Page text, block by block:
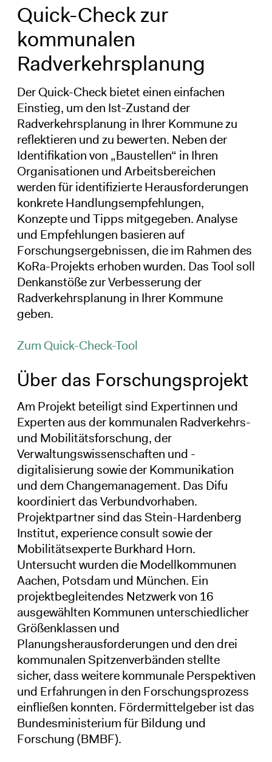
Quick-Check zur
kommunalen
Radverkehrsplanung
Der Quick-Check bietet einen einfachen
Einstieg, um den Ist-Zustand der
Radverkehrsplanung in Ihrer Kommune zu
reflektieren und zu bewerten. Neben der
Identifikation von „Baustellen“ in Ihren
Organisationen und Arbeitsbereichen
werden für identifizierte Herausforderungen
konkrete Handlungsempfehlungen,
Konzepte und Tipps mitgegeben. Analyse
und Empfehlungen basieren auf
Forschungsergebnissen, die im Rahmen des
KoRa-Projekts erhoben wurden. Das Tool soll
Denkanstöße zur Verbesserung der
Radverkehrsplanung in Ihrer Kommune
geben.
Zum Quick-Check-Tool
Über das Forschungsprojekt
Am Projekt beteiligt sind Expertinnen und
Experten aus der kommunalen Radverkehrs-
und Mobilitätsforschung, der
Verwaltungswissenschaften und -
digitalisierung sowie der Kommunikation
und dem Changemanagement. Das Difu
koordiniert das Verbundvorhaben.
Projektpartner sind das Stein-Hardenberg
Institut, experience consult sowie der
Mobilitätsexperte Burkhard Horn.
Untersucht wurden die Modellkommunen
Aachen, Potsdam und München. Ein
projektbegleitendes Netzwerk von 16
ausgewählten Kommunen unterschiedlicher
Größenklassen und
Planungsherausforderungen und den drei
kommunalen Spitzenverbänden stellte
sicher, dass weitere kommunale Perspektiven
und Erfahrungen in den Forschungsprozess
einfließen konnten. Fördermittelgeber ist das
Bundesministerium für Bildung und
Forschung (BMBF).